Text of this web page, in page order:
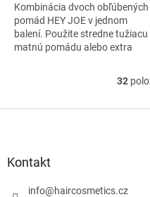
Kombinácia dvoch obľúbených
pomád HEY JOE v jednom
balení. Použite stredne tužiacu
matnú pomádu alebo extra
32
Kontakt
info@haircosmetics.cz